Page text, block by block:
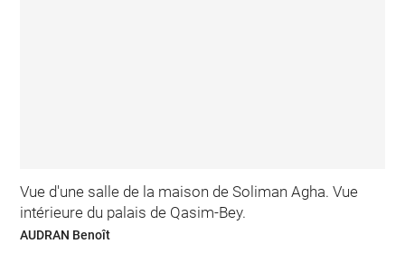
Vue d'une salle de la maison de Soliman Agha. Vue
intérieure du palais de Qasim-Bey.
AUDRAN Benoît